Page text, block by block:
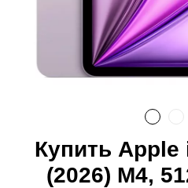
Купить Apple
(2026) M4,